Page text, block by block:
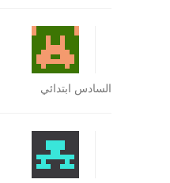
السادس ابتدائي